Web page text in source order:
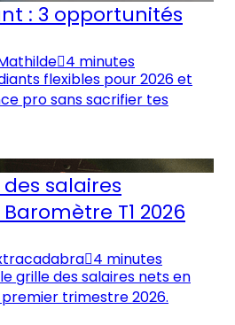
: 3 opportunités
4 minutes
flexibles pour 2026 et
pro sans sacrifier tes
salaires
T1 2026
4 minutes
grille des salaires nets en
trimestre 2026.